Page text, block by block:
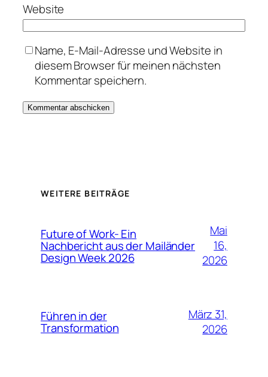
Website
Name, E-Mail-Adresse und Website in
diesem Browser für meinen nächsten
Kommentar speichern.
WEITERE BEITRÄGE
Future of Work- Ein
Nachbericht aus der Mailänder
Design Week 2026
Mai
16,
2026
Führen in der
Transformation
März 31,
2026